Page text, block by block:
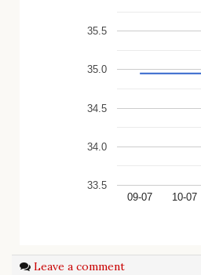
09-07 10-07
33.5
34.0
34.5
35.0
35.5
Leave a comment